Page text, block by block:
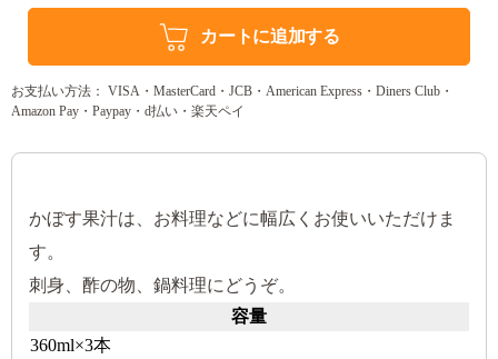
カートに追加する
お支払い方法： VISA・MasterCard・JCB・American Express・Diners Club・
Amazon Pay・Paypay・d払い・楽天ペイ
かぼす果汁は、お料理などに幅広くお使いいただけま
す。
刺身、酢の物、鍋料理にどうぞ。
容量
360ml×3本